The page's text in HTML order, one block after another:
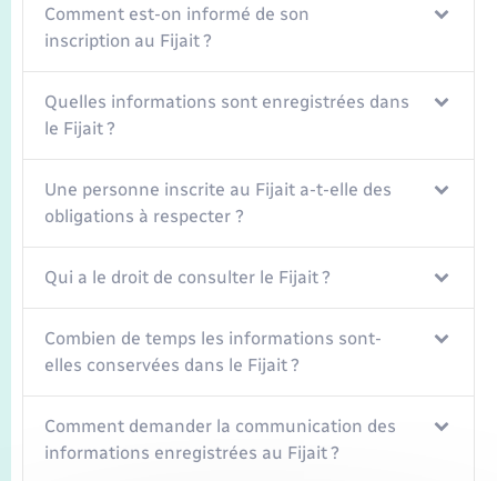
Comment est-on informé de son
inscription au Fijait ?
Quelles informations sont enregistrées dans
le Fijait ?
Une personne inscrite au Fijait a-t-elle des
obligations à respecter ?
Qui a le droit de consulter le Fijait ?
Combien de temps les informations sont-
elles conservées dans le Fijait ?
Comment demander la communication des
informations enregistrées au Fijait ?